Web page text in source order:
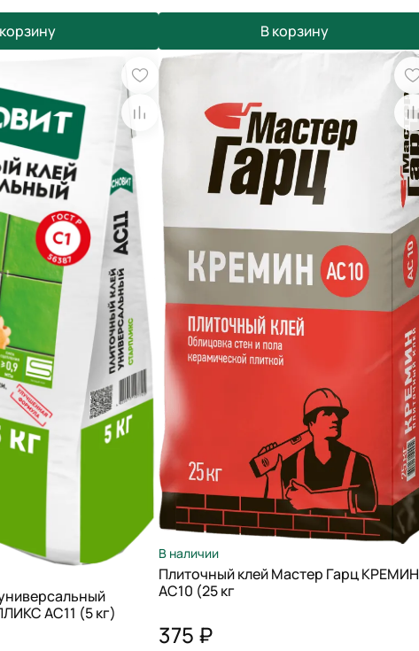
В корзину
AC11 (5 кг)
В наличии
Плиточный клей Мастер Гарц КРЕМИН
АС10 (25 кг
375 ₽